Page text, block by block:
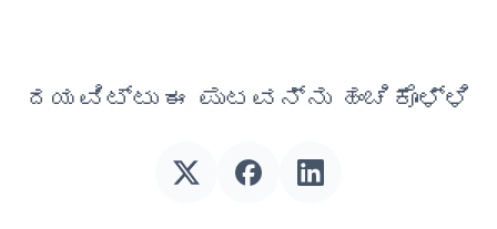
ದಯವಿಟ್ಟು ಈ ಪುಟವನ್ನು ಹಂಚಿಕೊಳ್ಳಿ